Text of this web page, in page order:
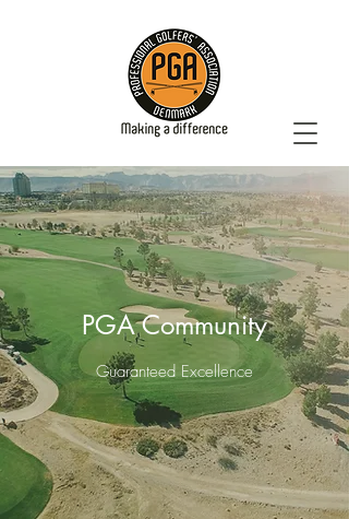
PGA Community
Guaranteed Excellence